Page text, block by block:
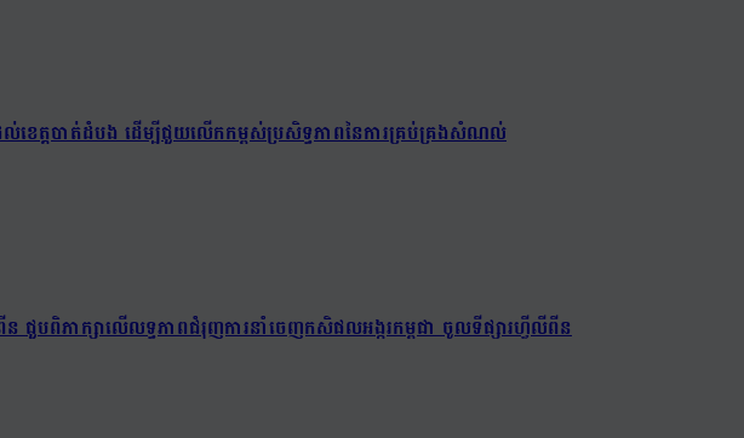
ត្តបាត់ដំបង ដើម្បីជួយលើកកម្ពស់ប្រសិទ្ធភាពនៃការគ្រប់គ្រងសំណល់
ជួបពិភាក្សាលើលទ្ធភាពជំរុញការនាំចេញកសិផលអង្ករកម្ពុជា ចូលទីផ្សារហ្វីលីពីន